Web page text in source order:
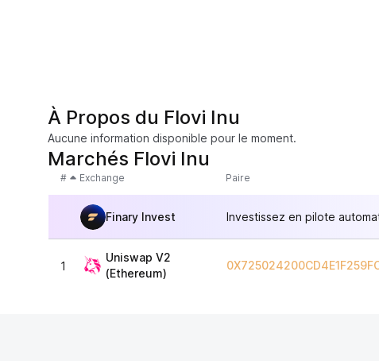
À Propos du Flovi Inu
Aucune information disponible pour le moment.
Marchés Flovi Inu
# Exchange Paire
Finary Invest Investissez en pilote
1
Uniswap V2
(Ethereum)